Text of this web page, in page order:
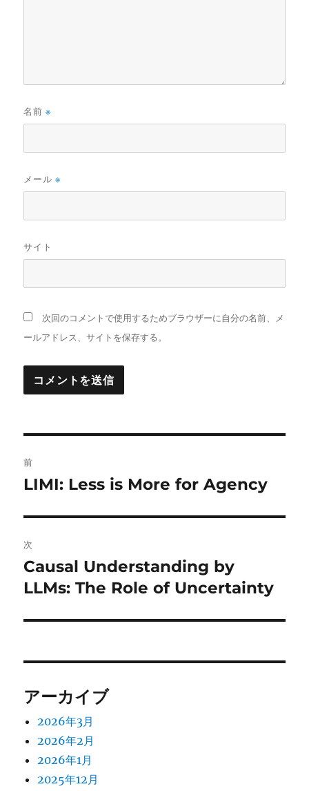
名前※
メール※
サイト
次回のコメントで使用するためブラウザーに自分の名前、メ
ールアドレス、サイトを保存する。
稿
ビ
ゲ
ー
シ
前
前
投
稿:
LIMI: Less is More for Agency
次
次
の
稿:
Causal Understanding by
LLMs: The Role of Uncertainty
アーカイブ
2026年3月
2026年2月
2026年1月
2025年12月